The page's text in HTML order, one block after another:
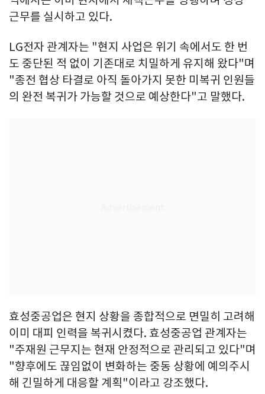
근무를 실시하고 있다.
LG전자 관계자는 "현지 사업은 위기 속에서도 한 번
도 중단된 적 없이 기존대로 치밀하게 유지해 왔다"며
"종전 협상 타결로 아직 돌아가지 못한 미복귀 인원들
의 완전 복귀가 가능할 것으로 예상한다"고 말했다.
효성중공업은 현지 상황을 종합적으로 면밀히 고려해
이미 대피 인력을 복귀시켰다. 효성중공업 관계자는
"주재원 근무지는 현재 안정적으로 관리되고 있다"며
"향후에도 끊임없이 변화하는 중동 상황에 예의주시
해 긴밀하게 대응할 계획"이라고 강조했다.